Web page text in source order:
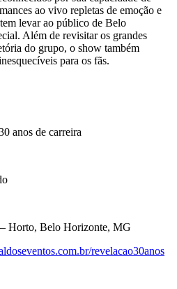
ao vivo repletas de emoção e
levar ao público de Belo
Além de revisitar os grandes
do grupo, o show também
para os fãs.
anos de carreira
Horto, Belo Horizonte, MG
com.br/revelacao30anos